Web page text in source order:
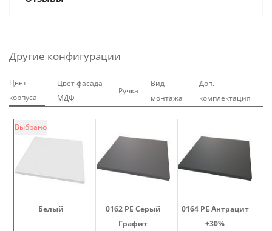
Другие конфигурации
Цвет
корпуса
Цвет фасада
МДФ
Ручка
Вид
монтажа
Доп.
комплектация
Белый
Выбрано
0162 PE Серый
Графит
0164 PE Антрацит
+30%